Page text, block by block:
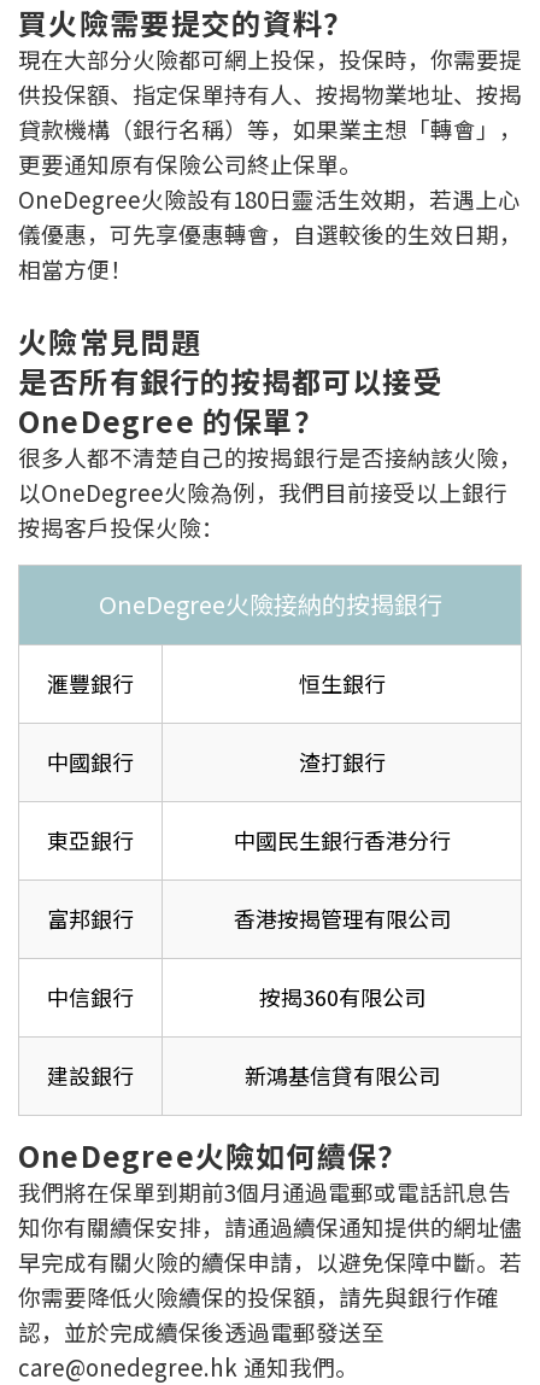
買火險需要提交的資料？
現在大部分火險都可網上投保，投保時，你需要提
供投保額、指定保單持有人、按揭物業地址、按揭
貸款機構（銀行名稱）等，如果業主想「轉會」，
更要通知原有保險公司終止保單。
OneDegree火險設有180日靈活生效期，若遇上心
儀優惠，可先享優惠轉會，自選較後的生效日期，
相當方便！
火險常見問題
是否所有銀行的按揭都可以接受
OneDegree 的保單？
很多人都不清楚自己的按揭銀行是否接納該火險，
以OneDegree火險為例，我們目前接受以上銀行
按揭客戶投保火險：
OneDegree火險接納的按揭銀行
滙豐銀行 恒生銀行
中國銀行 渣打銀行
東亞銀行 中國民生銀行香港分行
富邦銀行 香港按揭管理有限公司
中信銀行 按揭360有限公司
建設銀行 新鴻基信貸有限公司
OneDegree火險如何續保？
我們將在保單到期前3個月通過電郵或電話訊息告
知你有關續保安排，請通過續保通知提供的網址儘
早完成有關火險的續保申請，以避免保障中斷。若
你需要降低火險續保的投保額，請先與銀行作確
認，並於完成續保後透過電郵發送至
care@onedegree.hk 通知我們。